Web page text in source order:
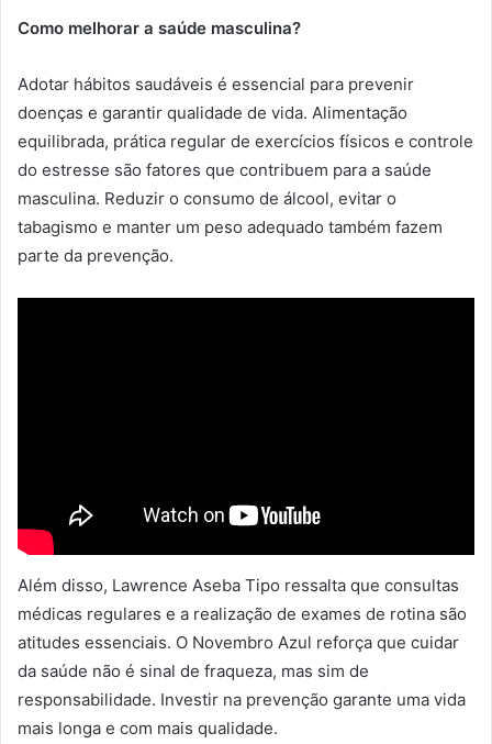
Como melhorar a saúde masculina?
Adotar hábitos saudáveis é essencial para prevenir
doenças e garantir qualidade de vida. Alimentação
equilibrada, prática regular de exercícios físicos e controle
do estresse são fatores que contribuem para a saúde
masculina. Reduzir o consumo de álcool, evitar o
tabagismo e manter um peso adequado também fazem
parte da prevenção.
Além disso, Lawrence Aseba Tipo ressalta que consultas
médicas regulares e a realização de exames de rotina são
atitudes essenciais. O Novembro Azul reforça que cuidar
da saúde não é sinal de fraqueza, mas sim de
responsabilidade. Investir na prevenção garante uma vida
mais longa e com mais qualidade.